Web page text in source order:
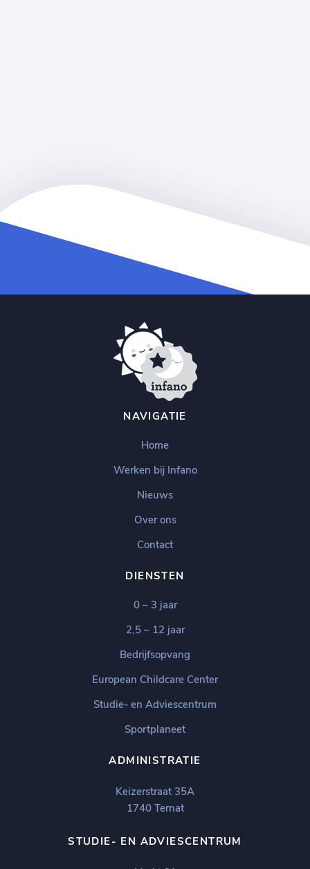
NAVIGATIE
Home
Werken bij Infano
Nieuws
Over ons
Contact
DIENSTEN
0 – 3 jaar
2,5 – 12 jaar
Bedrijfsopvang
European Childcare Center
Studie- en Adviescentrum
Sportplaneet
ADMINISTRATIE
Keizerstraat 35A
1740 Ternat
STUDIE- EN ADVIESCENTRUM